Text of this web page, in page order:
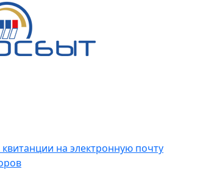
на электронную почту